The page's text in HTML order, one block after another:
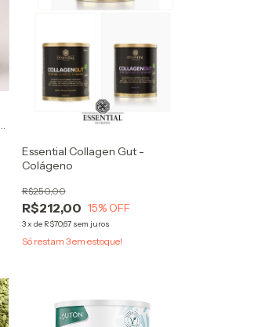
Essential Collagen Gut -
Colágeno
R$212,00
R$250,00
15% OFF
3x de R$70,67 sem juros
Só restam 3em estoque!